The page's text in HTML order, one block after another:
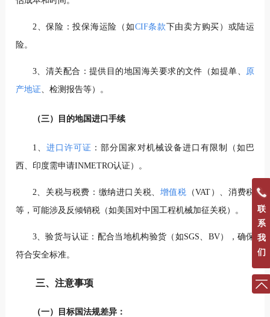
2、保险：投保海运险（如CIF条款下由卖方购买）或陆运
险。
3、清关配合：提供目的地国海关要求的文件（如提单、
原
产地证 、检测报告等）。
（三）目的地国进口手续
1、 进口许可证 ：部分国家对机械设备进口有限制（如巴
西、印度需申请INMETRO认证）。
2、关税与税费：缴纳进口关税、 增值税 （VAT）、消费税
等，可能涉及反倾销税（如美国对中国工程机械加征关税）。
3、验货与认证：配合当地机构验货（如SGS、BV），确保
符合安全标准。
三、注意事项
（一）目标国法规差异：
联
系
我
们